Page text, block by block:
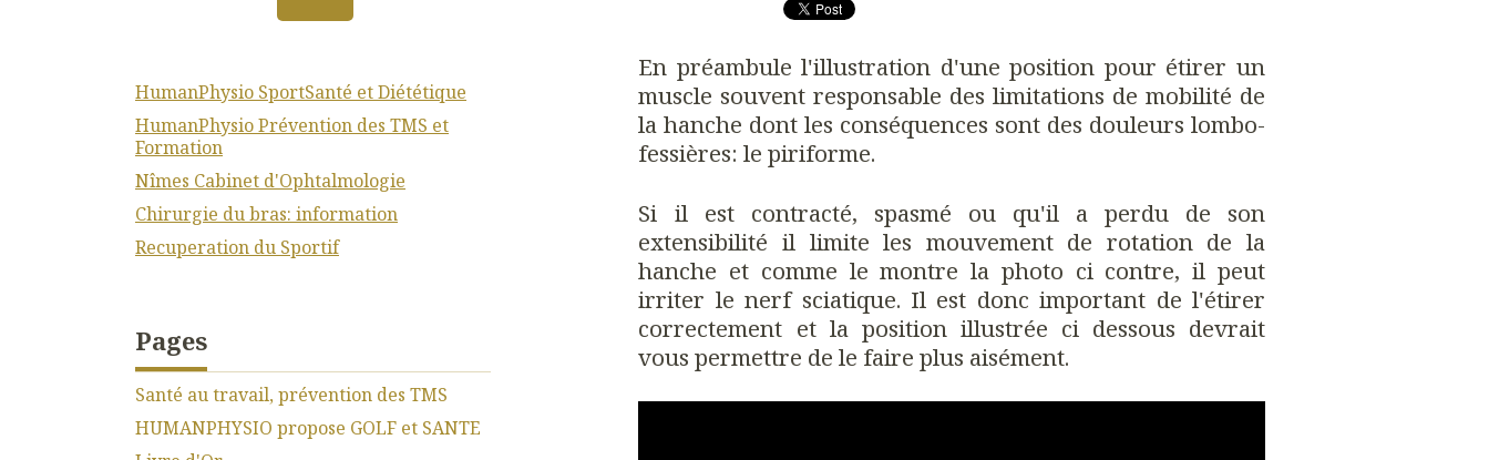
HumanPhysio SportSanté et Diététique
HumanPhysio Prévention des TMS et
Formation
Nîmes Cabinet d'Ophtalmologie
Chirurgie du bras: information
Recuperation du Sportif
Pages
Santé au travail, prévention des TMS
HUMANPHYSIO propose GOLF et SANTE
En préambule l'illustration d'une position pour étirer un
muscle souvent responsable des limitations de mobilité de
la hanche dont les conséquences sont des douleurs lombo-
fessières: le piriforme.
Si il est contracté, spasmé ou qu'il a perdu de son
extensibilité il limite les mouvement de rotation de la
hanche et comme le montre la photo ci contre, il peut
irriter le nerf sciatique. Il est donc important de l'étirer
correctement et la position illustrée ci dessous devrait
vous permettre de le faire plus aisément.